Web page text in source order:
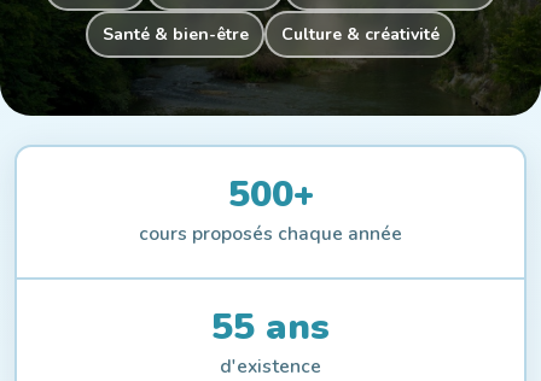
Santé & bien-être Culture & créativité
500+
cours proposés chaque année
55 ans
d'existence